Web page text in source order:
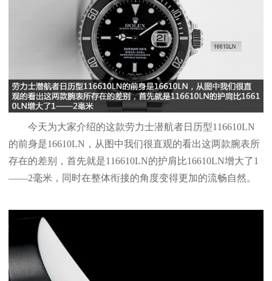
今天为大家介绍的这款劳力士潜航者日历型116610LN
的前身是16610LN，从图中我们很直观的看出这两款腕表所
存在的差别，首先就是116610LN的护肩比16610LN增大了1
——2毫米，同时在整体衔接的角度变得更加的流畅自然。